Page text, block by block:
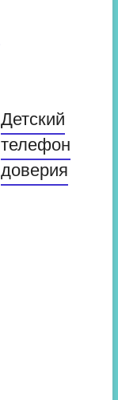
Детский
телефон
доверия